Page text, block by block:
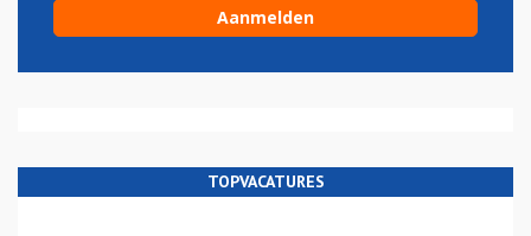
TOPVACATURES